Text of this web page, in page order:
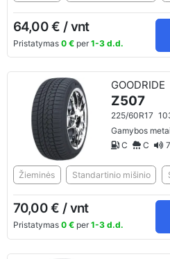
64,00 € / vnt
Pristatymas 0 €per 1-3 d.d.
GOODRIDE
Z507
225/60R17
Gamybos
C
C
Žieminės Standartinio mišinio
70,00 € / vnt
Pristatymas 0 €per 1-3 d.d.